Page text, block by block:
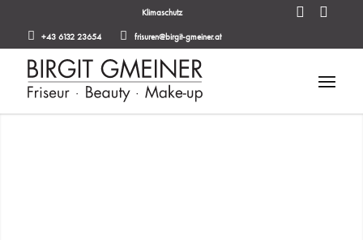
Klimaschutz
+43 6132 23654 frisuren@birgit-gmeiner.at